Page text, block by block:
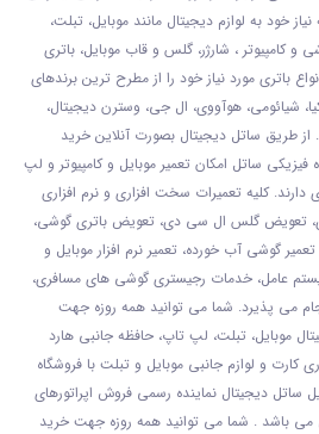
خود به لوازم دیجیتال مانند موبایل، تبلت،
و کامپیوتر ، شارژر، گلس و قاب موبایل، باتری
باتری مورد نیاز خود را از مطرح ترین برندهای
شیائومی، هوآووی، ال جی، وسترن دیجیتال،
از طریق ساتل دیجیتال بصورت آنلاین خرید
ساتل امکان تعمیر موبایل و کامپیوتر و لپ
کلیه تعمیرات سخت افزاری و نرم افزاری
تعویض گلس ال سی دی، تعویض باتری گوشی،
گوشی آب خورده، تعمیر نرم افزار موبایل و
سیستم عامل، خدمات رجیستری گوشی های مسافری،
می پذیرد. شما می توانید همه روزه جهت
موبایل، تبلت، لپ تاپ، حافظه جانبی هارد
و لوازم جانبی موبایل و تبلت با فروشگاه
ساتل دیجیتال نماینده رسمی فروش اپراتورهای
می باشد . شما می توانید همه روزه جهت خرید